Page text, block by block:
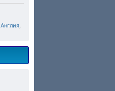
Англия,